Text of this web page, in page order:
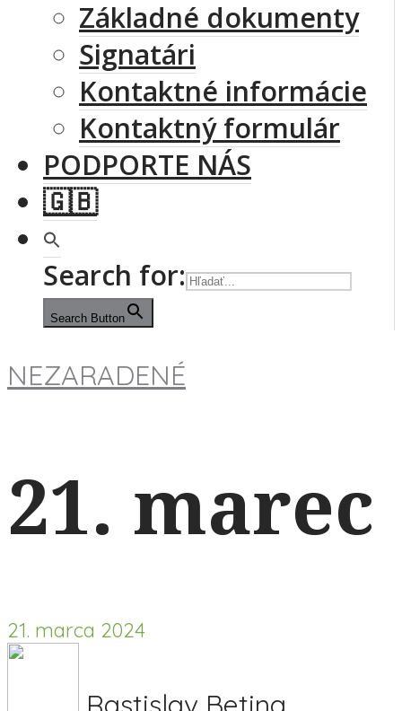
Základné dokumenty
Signatári
Kontaktné informácie
Kontaktný formulár
PODPORTE NÁS
🇬🇧
Search for:
Search Button
NEZARADENÉ
21. marec
21. marca 2024